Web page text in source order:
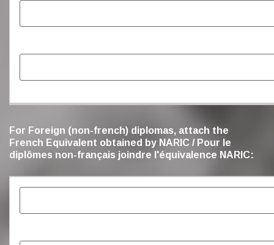
For Foreign (non-french) diplomas, attach the
French Equivalent obtained by NARIC / Pour le
diplômes non-français joindre l'équivalence NARIC: